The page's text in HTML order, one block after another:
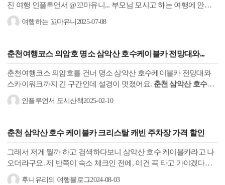
진 여행 인플루언서 @꼬마유니... 부모님 모시고 하는 여행에 안성
맞춤인 춘천여행이 되었답니다. 그럼 바로 삼악산 호수 케이블카 후
기와...
여행하는 꼬마유니 2025-07-08
춘천 여행코스 의암호 명소삼악산 호수케이블카전망대와...
춘천여행코스 의암호를 건너 명소 삼악산 호수케이블카 전망대와
스카이워크까지 긴 구간인데 설경이 멋졌어요. 춘천 삼악산 호수케
이블카
물 1층은...
인플루언서 도시산책2025-02-10
춘천 삼악산 호수 케이블카크리스탈 캐빈 주차장 가격 할인
그래서 저게 뭘까 하고 검색하다보니 삼악산 호수 케이블카라고 나
오더라구요. 제 반쪽이 숙소 체크인 전에, 이건 꼭 타고 가야겠다고
해서 부랴부랴 달려왔네요.
후니유리의 여행블로그2024-08-03